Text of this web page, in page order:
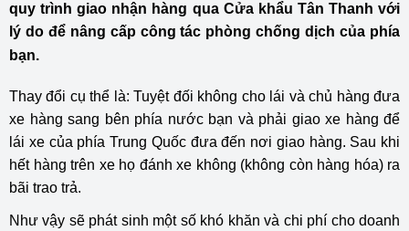
quy trình giao nhận hàng qua Cửa khẩu Tân Thanh với
lý do để nâng cấp công tác phòng chống dịch của phía
bạn.
Thay đổi cụ thể là: Tuyệt đối không cho lái và chủ hàng đưa
xe hàng sang bên phía nước bạn và phải giao xe hàng để
lái xe của phía Trung Quốc đưa đến nơi giao hàng. Sau khi
hết hàng trên xe họ đánh xe không (không còn hàng hóa) ra
bãi trao trả.
Như vậy sẽ phát sinh một số khó khăn và chi phí cho doanh